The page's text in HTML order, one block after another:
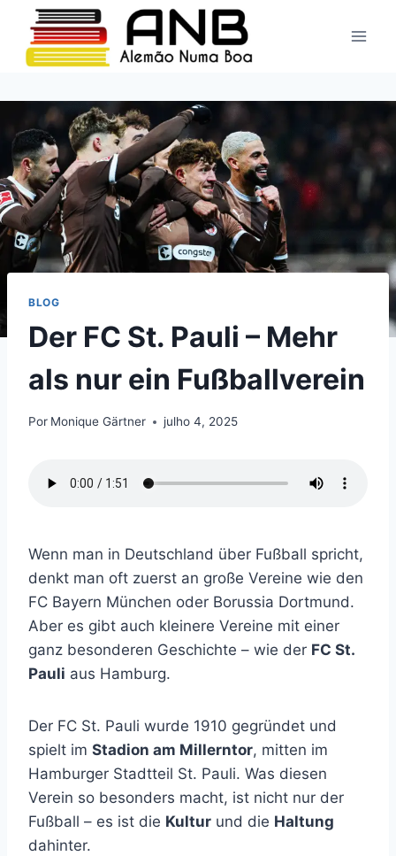
para
BLOG
Der FC St. Pauli – Mehr
als nur ein Fußballverein
Por Monique Gärtner julho 4, 2025
Wenn man in Deutschland über Fußball spricht,
denkt man oft zuerst an große Vereine wie den
FC Bayern München oder Borussia Dortmund.
Aber es gibt auch kleinere Vereine mit einer
ganz besonderen Geschichte – wie der FC St.
Pauli aus Hamburg.
Der FC St. Pauli wurde 1910 gegründet und
spielt im Stadion am Millerntor, mitten im
Hamburger Stadtteil St. Pauli. Was diesen
Verein so besonders macht, ist nicht nur der
Fußball – es ist die Kultur und die Haltung
dahinter.